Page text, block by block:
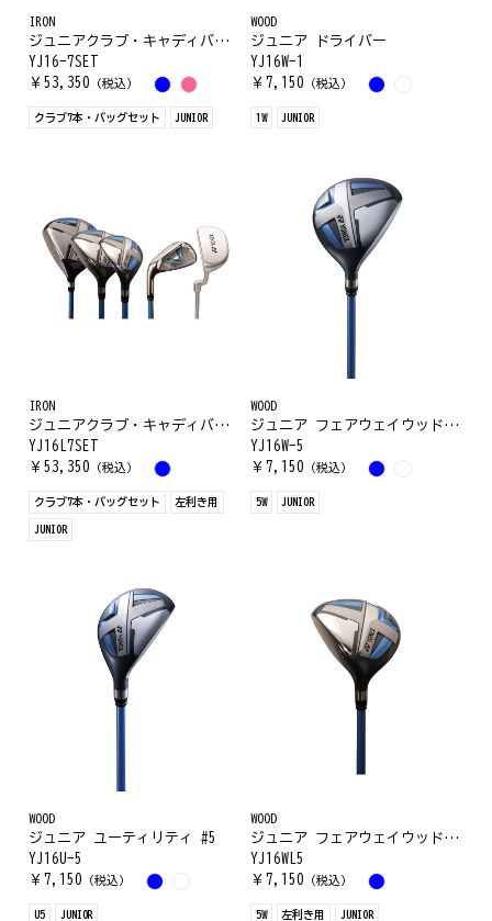
IRON
ジュニアクラブ・キャディバッグセット
YJ16-7SET
￥ 53,350 （税込）
クラブ7本・バッグセット JUNIOR
WOOD
ジュニア ドライバー
YJ16W-1
￥ 7,150 （税込）
1W JUNIOR
IRON
ジュニアクラブ・キャディバッグセット(左利き用)
YJ16L7SET
￥ 53,350 （税込）
クラブ7本・バッグセット 左利き用
JUNIOR
WOOD
ジュニア フェアウェイウッド #5
YJ16W-5
￥ 7,150 （税込）
5W JUNIOR
WOOD
ジュニア ユーティリティ #5
YJ16U-5
￥ 7,150 （税込）
U5 JUNIOR
WOOD
ジュニア フェアウェイウッド #5 (左利き用)
YJ16WL5
￥ 7,150 （税込）
5W 左利き用 JUNIOR